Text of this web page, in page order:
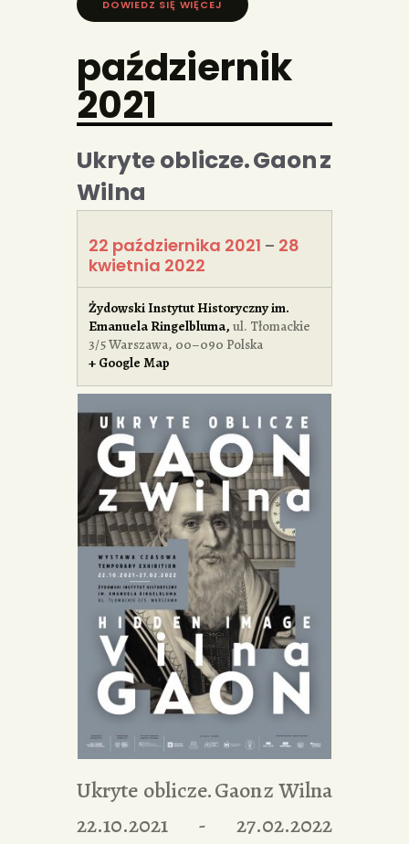
DOWIEDZ SIĘ WIĘCEJ »
październik
2021
Ukryte oblicze. Gaon z
Wilna
22 października 2021 – 28
kwietnia 2022
Żydowski Instytut Historyczny im.
Emanuela Ringelbluma, ul. Tłomackie
3/5Warszawa, 00–090 Polska
+ Google Map
Ukryte oblicze. Gaon z Wilna
22.10.2021 - 27.02.2022